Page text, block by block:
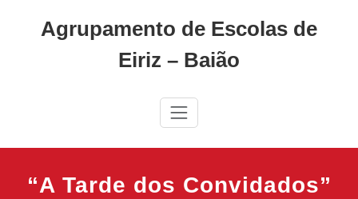
Agrupamento de Escolas de
Eiriz – Baião
“A Tarde dos Convidados”